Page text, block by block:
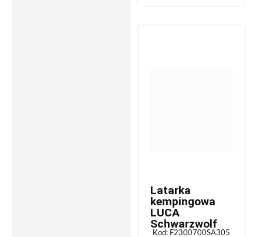
Latarka
kempingowa
LUCA
Schwarzwolf
Kod: F2300700SA305